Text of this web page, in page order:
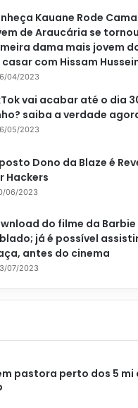
do meio ambiente
utiliza o metano e o
que venham a
desse
fonte garantida e
matéria citada do site Uol,
Elétrica Odilon
de energia gerada
Kauane Rode
de Araucária se
dama mais jovem
com Hissam
04/2023
vai acabar até o dia
saiba a verdade
05/2023
Dono da Blaze é
Hackers
06/2023
do filme da Barbie
já é possível
antes do cinema
07/2023
pastora perto dos 5 mi